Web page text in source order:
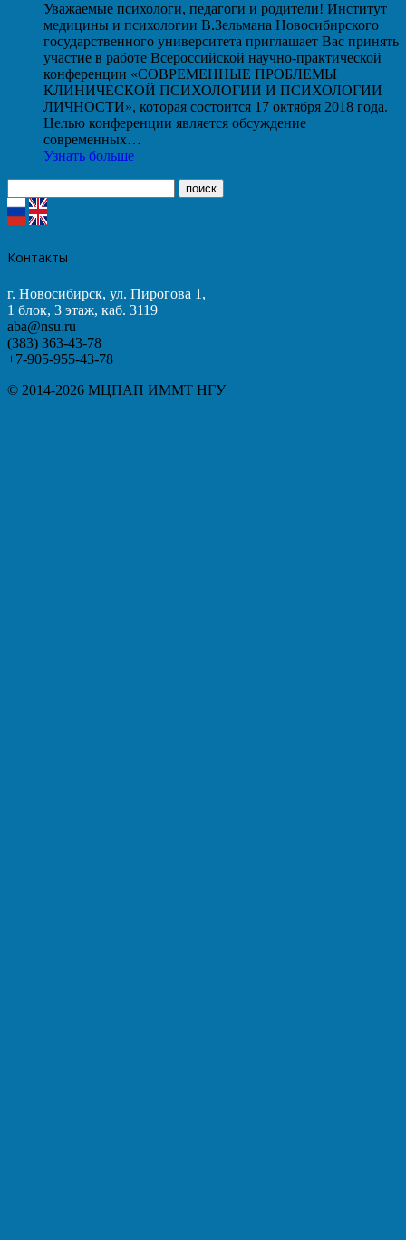
Уважаемые психологи, педагоги и родители! Институт
медицины и психологии В.Зельмана Новосибирского
государственного университета приглашает Вас принять
участие в работе Всероссийской научно-практической
конференции «СОВРЕМЕННЫЕ ПРОБЛЕМЫ
КЛИНИЧЕСКОЙ ПСИХОЛОГИИ И ПСИХОЛОГИИ
ЛИЧНОСТИ», которая состоится 17 октября 2018 года.
Целью конференции является обсуждение
современных…
Узнать больше
Контакты
г. Новосибирск, ул. Пирогова 1,
1 блок, 3 этаж, каб. 3119
aba@nsu.ru
(383) 363-43-78
+7-905-955-43-78
© 2014-2026 МЦПАП ИММТ НГУ